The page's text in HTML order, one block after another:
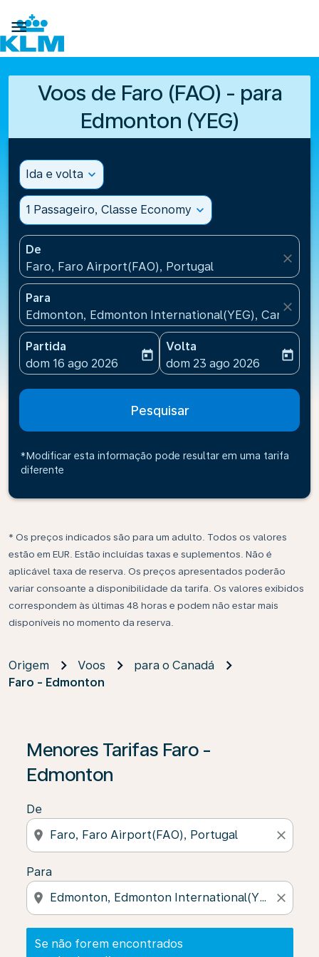

Voos de Faro (FAO) - para
Edmonton (YEG)
Ida e volta expand_more
1 Passageiro, Classe Economy expand_more
De
Faro, Faro Airport(FAO), Portugal
close
Para
Edmonton, Edmonton International(YEG), Canada
close
Partida
fc-booking-departure-date-aria-label
dom 16 ago 2026
today
Volta
fc-booking-return-date-
dom 23 ago 2026
today
Pesquisar
*Modificar esta informação pode resultar em uma tarifa
diferente
* Os preços indicados são para um adulto. Todos os valores
estão em EUR. Estão incluídas taxas e suplementos. Não é
aplicável taxa de reserva. Os preços apresentados poderão
variar consoante a disponibilidade da tarifa. Os valores exibidos
correspondem às últimas 48 horas e podem não estar mais
disponíveis no momento da reserva.
Origem Voos
para o Canadá
Faro - Edmonton
Menores Tarifas Faro -
Edmonton
De
location_on close
Para
location_on close
Se não forem encontrados
Se não forem encontrados resultados, clique em